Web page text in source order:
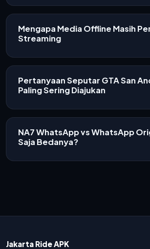
Mengapa Media Offline Masih
Streaming
Pertanyaan Seputar GTA San
Paling Sering Diajukan
NA7 WhatsApp vs WhatsApp
Saja Bedanya?
Jakarta Ride APK